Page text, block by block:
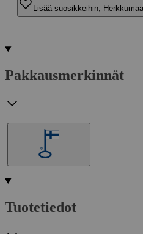
Lisää suosikkeihin,
Pakkausmerkinnät
Tuotetiedot